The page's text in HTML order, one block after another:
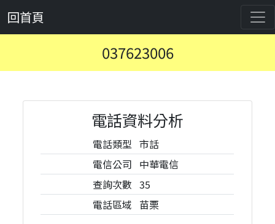
回首頁
037623006
電話資料分析
電話類型 市話
電信公司 中華電信
查詢次數 35
電話區域 苗栗